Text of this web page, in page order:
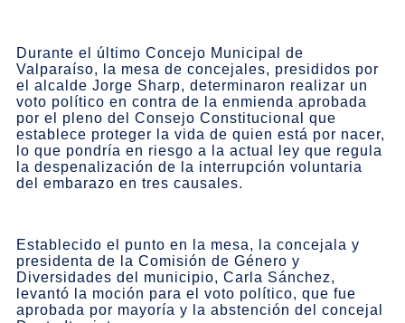
Durante el último Concejo Municipal de
Valparaíso, la mesa de concejales, presididos por
el alcalde Jorge Sharp, determinaron realizar un
voto político en contra de la enmienda aprobada
por el pleno del Consejo Constitucional que
establece proteger la vida de quien está por nacer,
lo que pondría en riesgo a la actual ley que regula
la despenalización de la interrupción voluntaria
del embarazo en tres causales.
Establecido el punto en la mesa, la concejala y
presidenta de la Comisión de Género y
Diversidades del municipio, Carla Sánchez,
levantó la moción para el voto político, que fue
aprobada por mayoría y la abstención del concejal